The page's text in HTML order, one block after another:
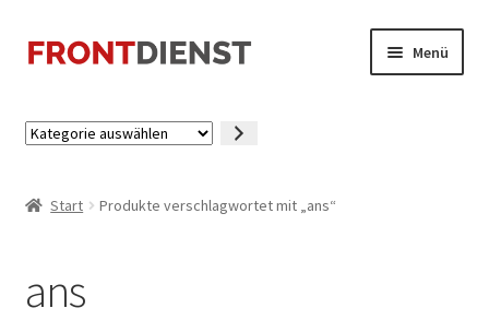
Zur
Navigation
Zum
Inhalt
Menü
Kategorie
Start Produkte verschlagwortet mit „ans“
ans